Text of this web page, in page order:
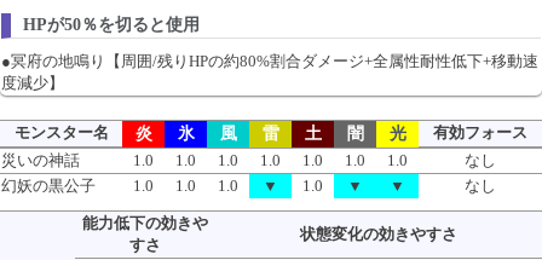
HPが50％を切ると使用
●冥府の地鳴り【周囲/残りHPの約80%割合ダメージ+全属性耐性低下+移動速
度減少】
モンスター名 炎 氷 風 雷 土 闇 光
有効フォース
災いの神話
1.0 1.0 1.0 1.0 1.0 1.0 1.0
なし
幻妖の黒公子
1.0 1.0 1.0 ▼ 1.0 ▼ ▼ なし
能力低下の効きや
すさ
状態変化の効きやすさ